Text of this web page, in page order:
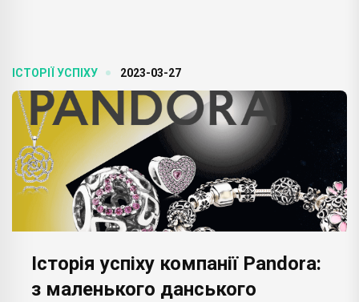
ІСТОРІЇ УСПІХУ 2023-03-27
Історія успіху компанії Pandora:
з маленького данського